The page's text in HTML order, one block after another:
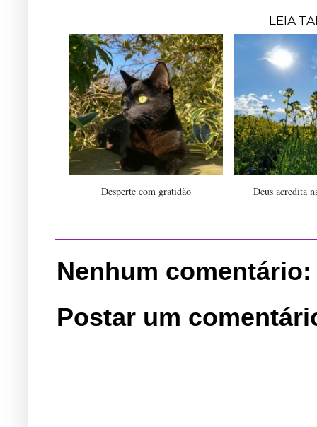
LEIA
Desperte com gratidão Deus acredita
Nenhum comentário:
Postar um